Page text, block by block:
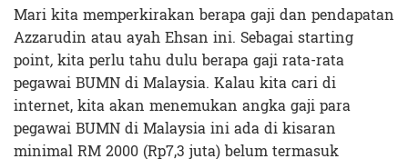
Mari kita memperkirakan berapa gaji dan pendapatan
Azzarudin atau ayah Ehsan ini. Sebagai starting
point,kita perlu tahu dulu berapa gaji rata-rata
pegawai BUMN di Malaysia. Kalau kita cari di
internet, kita akan menemukan angka gaji para
pegawai BUMN di Malaysia ini ada di kisaran
minimal RM 2000 (Rp7,3 juta) belum termasuk